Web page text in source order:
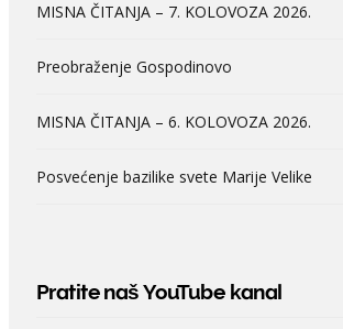
MISNA ČITANJA – 7. KOLOVOZA 2026.
Preobraženje Gospodinovo
MISNA ČITANJA – 6. KOLOVOZA 2026.
Posvećenje bazilike svete Marije Velike
Pratite naš YouTube kanal